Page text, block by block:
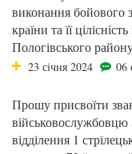
виконання бойового
країни та її
Пологівського
23 січня 2024 06
Прошу присвоїти
відділення 1